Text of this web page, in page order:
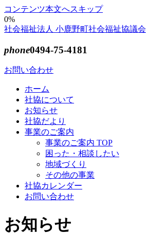
コンテンツ本文へスキップ
0%
社会福祉法人 小鹿野町社会福祉協議会
phone0494-75-4181
お問い合わせ
ホーム
社協について
お知らせ
社協だより
事業のご案内
事業のご案内 TOP
困った・相談したい
地域づくり
その他の事業
社協カレンダー
お問い合わせ
お知らせ